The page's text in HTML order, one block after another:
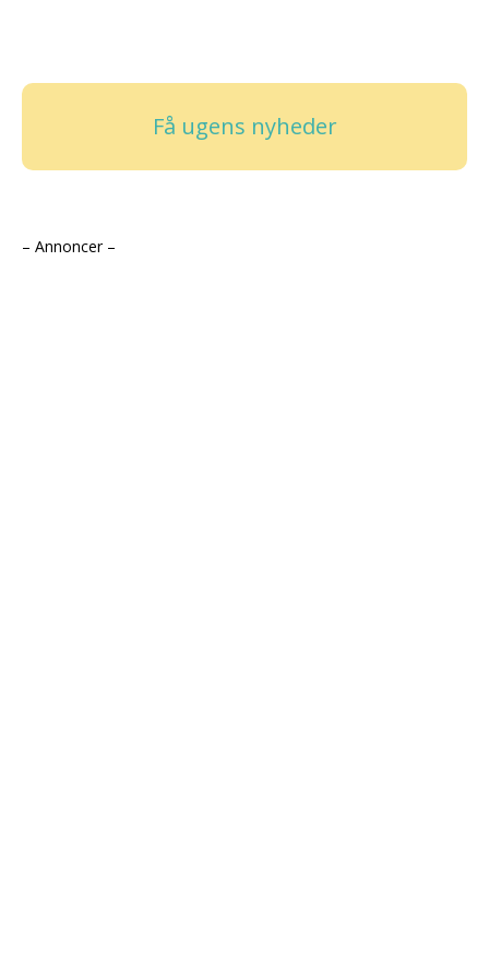
Få ugens nyheder
– Annoncer –